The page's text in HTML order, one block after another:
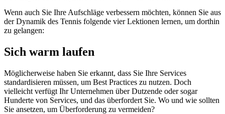
Wenn auch Sie Ihre Aufschläge verbessern möchten, können Sie aus
der Dynamik des Tennis folgende vier Lektionen lernen, um dorthin
zu gelangen:
Sich warm laufen
Möglicherweise haben Sie erkannt, dass Sie Ihre Services
standardisieren müssen, um Best Practices zu nutzen. Doch
vielleicht verfügt Ihr Unternehmen über Dutzende oder sogar
Hunderte von Services, und das überfordert Sie. Wo und wie sollten
Sie ansetzen, um Überforderung zu vermeiden?